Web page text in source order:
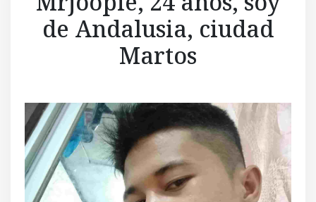
o
n
e
de Andalusia, ciudad
Martos